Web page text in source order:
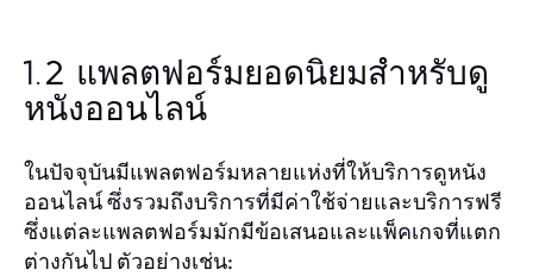
1.2 แพลตฟอร์มยอดนิยมสำหรับดู
หนังออนไลน์
ในปัจจุบันมีแพลตฟอร์มหลายแห่งที่ให้บริการดูหนัง
ออนไลน์ ซึ่งรวมถึงบริการที่มีค่าใช้จ่ายและบริการฟรี
ซึ่งแต่ละแพลตฟอร์มมักมีข้อเสนอและแพ็คเกจที่แตก
ต่างกันไป ตัวอย่างเช่น: